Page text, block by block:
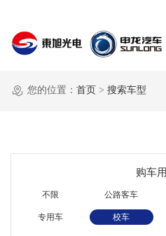
您的位置： 首页 > 搜索车型
购车
不限 公路客车
专用车 校车